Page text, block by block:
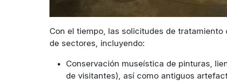
Con el tiempo, las solicitudes de
de sectores, incluyendo:
Conservación museística de pinturas,
de visitantes), así como antiguos